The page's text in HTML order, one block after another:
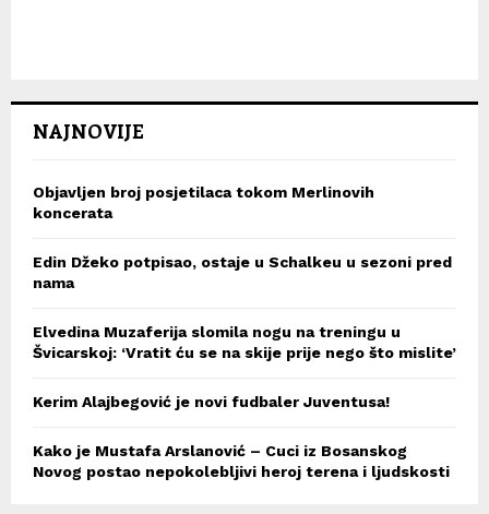
NAJNOVIJE
Objavljen broj posjetilaca tokom Merlinovih
koncerata
Edin Džeko potpisao, ostaje u Schalkeu u sezoni pred
nama
Elvedina Muzaferija slomila nogu na treningu u
Švicarskoj: ‘Vratit ću se na skije prije nego što mislite’
Kerim Alajbegović je novi fudbaler Juventusa!
Kako je Mustafa Arslanović – Cuci iz Bosanskog
Novog postao nepokolebljivi heroj terena i ljudskosti